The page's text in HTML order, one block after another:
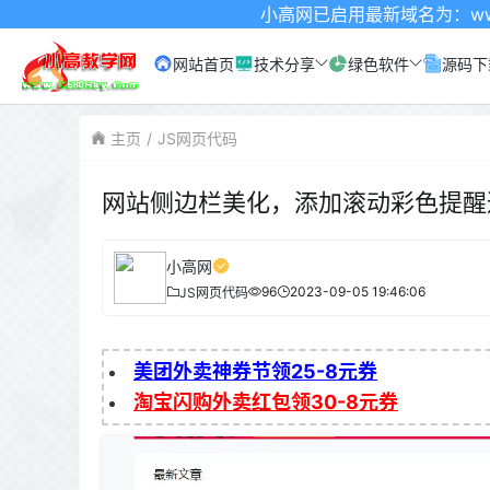
小高网已启用最新域名为：www.xgw4.com
网站首页 技术分享 绿色软件 源码
主页 JS网页代码
网站侧边栏美化，添加滚动彩色提
小高网
JS网页代码 96 2023-09-05 19:46:06
美团外卖神券节领25-8元券
淘宝闪购外卖红包领30-8元券